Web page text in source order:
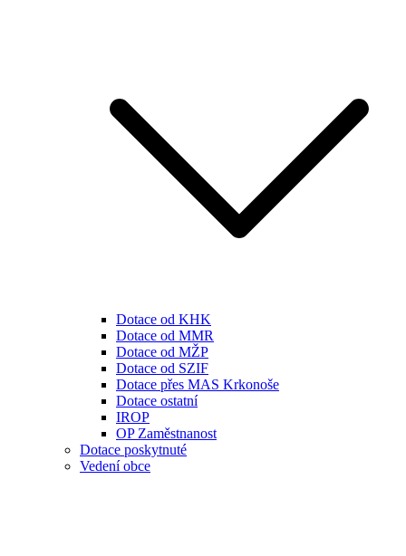
Dotace od KHK
Dotace od MMR
Dotace od MŽP
Dotace od SZIF
Dotace přes MAS Krkonoše
Dotace ostatní
IROP
OP Zaměstnanost
Dotace poskytnuté
Vedení obce